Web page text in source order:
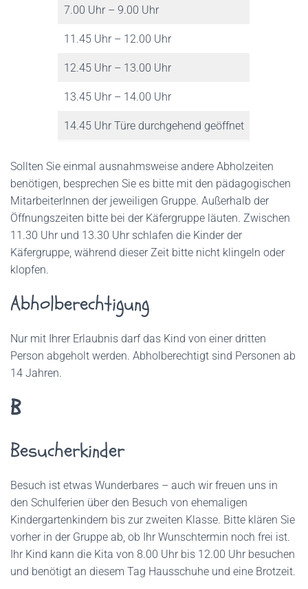
7.00 Uhr – 9.00 Uhr
11.45 Uhr – 12.00 Uhr
12.45 Uhr – 13.00 Uhr
13.45 Uhr – 14.00 Uhr
14.45 Uhr Türe durchgehend geöffnet
Sollten Sie einmal ausnahmsweise andere Abholzeiten
benötigen, besprechen Sie es bitte mit den pädagogischen
MitarbeiterInnen der jeweiligen Gruppe. Außerhalb der
Öffnungszeiten bitte bei der Käfergruppe läuten. Zwischen
11.30 Uhr und 13.30 Uhr schlafen die Kinder der
Käfergruppe, während dieser Zeit bitte nicht klingeln oder
klopfen.
Abholberechtigung
Nur mit Ihrer Erlaubnis darf das Kind von einer dritten
Person abgeholt werden. Abholberechtigt sind Personen ab
14 Jahren.
B
Besucherkinder
Besuch ist etwas Wunderbares – auch wir freuen uns in
den Schulferien über den Besuch von ehemaligen
Kindergartenkindern bis zur zweiten Klasse. Bitte klären Sie
vorher in der Gruppe ab, ob Ihr Wunschtermin noch frei ist.
Ihr Kind kann die Kita von 8.00 Uhr bis 12.00 Uhr besuchen
und benötigt an diesem Tag Hausschuhe und eine Brotzeit.